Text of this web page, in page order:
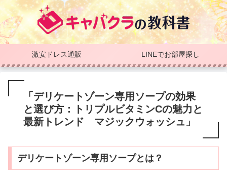
激安ドレス通販 LINEでお部屋探し
「デリケートゾーン専用ソープの効果
と選び方：トリプルビタミンCの魅力と
最新トレンド マジックウォッシュ」
デリケートゾーン専用ソープとは？